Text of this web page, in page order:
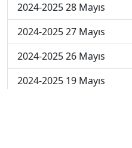
2024-2025 28 Mayıs
2024-2025 27 Mayıs
2024-2025 26 Mayıs
2024-2025 19 Mayıs